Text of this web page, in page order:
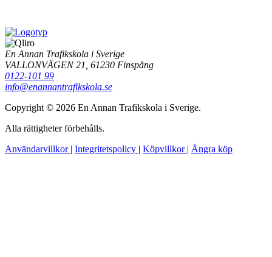
En Annan Trafikskola i Sverige
VALLONVÄGEN 21, 61230 Finspång
0122-101 99
info@enannantrafikskola.se
Copyright © 2026 En Annan Trafikskola i Sverige.
Alla rättigheter förbehålls.
Användarvillkor | Integritetspolicy | Köpvillkor | Ångra köp